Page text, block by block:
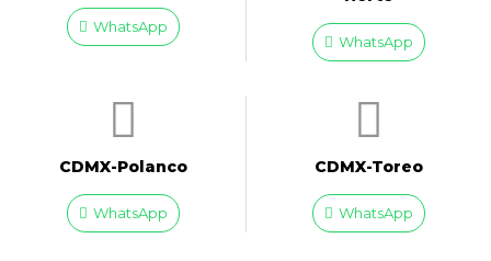
WhatsApp
WhatsApp
CDMX-Polanco
WhatsApp
CDMX-Toreo
WhatsApp